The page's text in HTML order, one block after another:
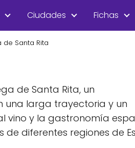
Ciudades Fichas
de Santa Rita
de Santa Rita, un
una larga trayectoria y un
vino y la gastronomía
diferentes regiones de